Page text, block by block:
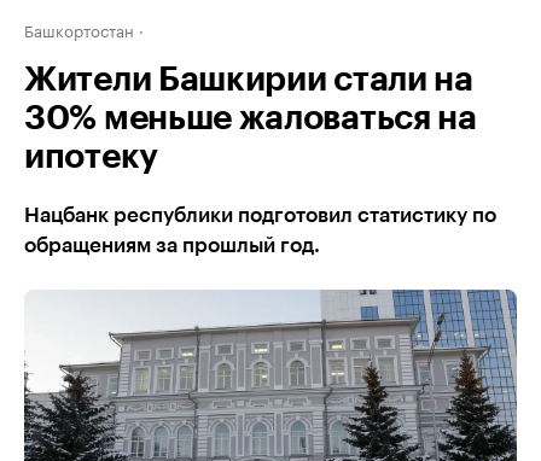
Башкортостан
Жители Башкирии стали на
30% меньше жаловаться на
ипотеку
Нацбанк республики подготовил статистику по
обращениям за прошлый год.